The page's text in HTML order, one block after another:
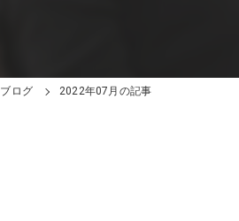
ブログ 2022年07月の記事